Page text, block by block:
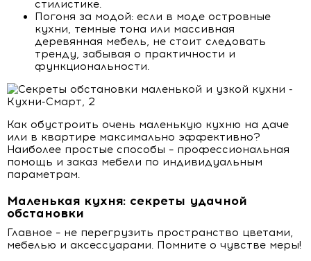
стилистике.
Погоня за модой: если в моде островные
кухни, темные тона или массивная
деревянная мебель, не стоит следовать
тренду, забывая о практичности и
функциональности.
Как обустроить очень маленькую кухню на даче
или в квартире максимально эффективно?
Наиболее простые способы – профессиональная
помощь и заказ мебели по индивидуальным
параметрам.
Маленькая кухня: секреты удачной
обстановки
Главное – не перегрузить пространство цветами,
мебелью и аксессуарами. Помните о чувстве меры!